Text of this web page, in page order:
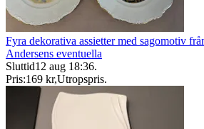
Fyra dekorativa assietter med sagomotiv
Andersens eventuella
Sluttid12 aug 18:36.
Pris:169 kr,Utropspris.